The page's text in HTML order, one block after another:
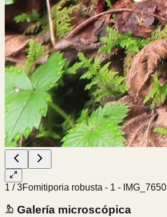
1 /3Fomitiporia robusta - 1 - IMG_7650
Galería microscópica